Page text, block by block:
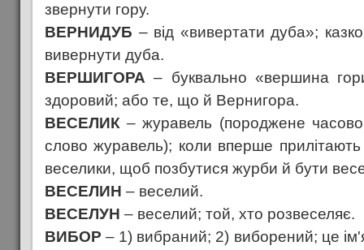
звернути гору.
ВЕРНИДУБ – від «вивертати дуба»;
вивернути дуба.
ВЕРШИГОРА – буквально «вершина
здоровий; або те, що й Вернигора.
ВЕСЕЛИК – журавель (породжене
слово журавель); коли вперше прилітають
веселики, щоб позбутися журби й бути
ВЕСЕЛИН – веселий.
ВЕСЕЛУН – веселий; той, хто розвеселяє.
ВИБОР – 1) вибраний; 2) виборений; це